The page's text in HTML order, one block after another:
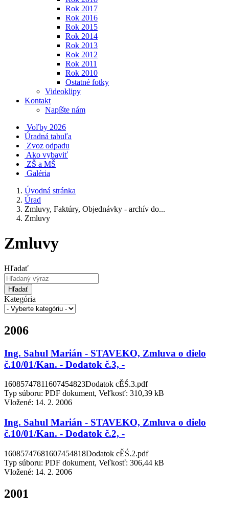
Rok 2017
Rok 2016
Rok 2015
Rok 2014
Rok 2013
Rok 2012
Rok 2011
Rok 2010
Ostatné fotky
Videoklipy
Kontakt
Napíšte nám
Voľby 2026
Úradná tabuľa
Zvoz odpadu
Ako vybaviť
ZŠ a MŠ
Galéria
Úvodná stránka
Úrad
Zmluvy, Faktúry, Objednávky - archív do...
Zmluvy
Zmluvy
Hľadať
Hľadať
Kategória
2006
Ing. Sahul Marián - STAVEKO, Zmluva o dielo
č.10/01/Kan. - Dodatok č.3, -
16085747811607454823Dodatok cĚŚ.3.pdf
Typ súboru: PDF dokument, Veľkosť: 310,39 kB
Vložené: 14. 2. 2006
Ing. Sahul Marián - STAVEKO, Zmluva o dielo
č.10/01/Kan. - Dodatok č.2, -
16085747681607454818Dodatok cĚŚ.2.pdf
Typ súboru: PDF dokument, Veľkosť: 306,44 kB
Vložené: 14. 2. 2006
2001